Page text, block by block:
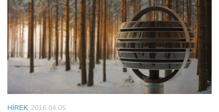
HÍREK 2016.04.05